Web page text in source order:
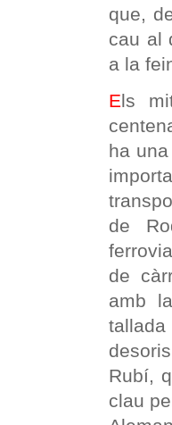
que,
cau al
a la
Els
ha
de
de
amb
Rubí,
clau